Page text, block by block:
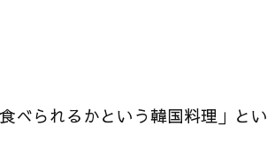
べられるかという韓国料理」とい